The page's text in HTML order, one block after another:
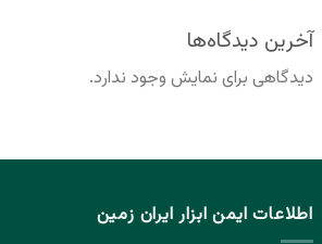
آخرین دیدگاه‌ها
دیدگاهی برای نمایش وجود ندارد.
اطلاعات ایمن ابزار ایران زمین